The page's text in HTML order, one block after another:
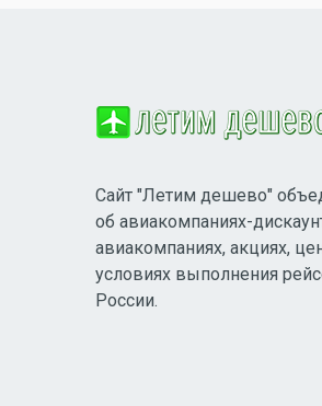
Сайт "Летим дешево"
об авиакомпаниях-
авиакомпаниях, акциях,
условиях выполнения
России.